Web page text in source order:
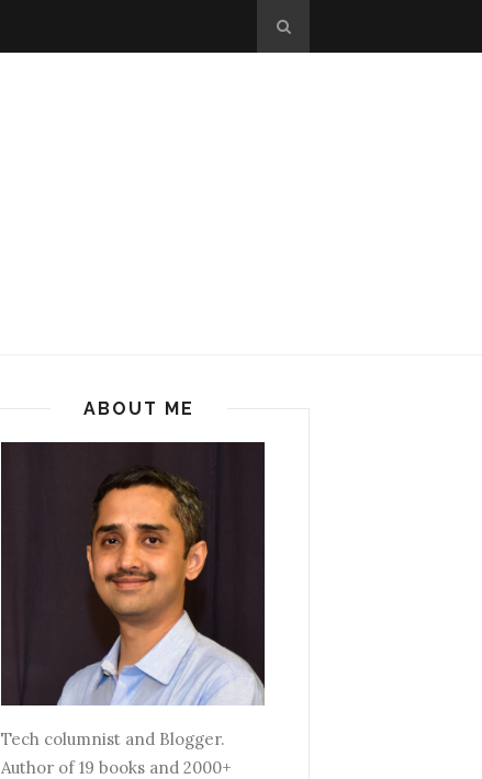
ABOUT ME
Tech columnist and Blogger.
Author of 19 books and 2000+